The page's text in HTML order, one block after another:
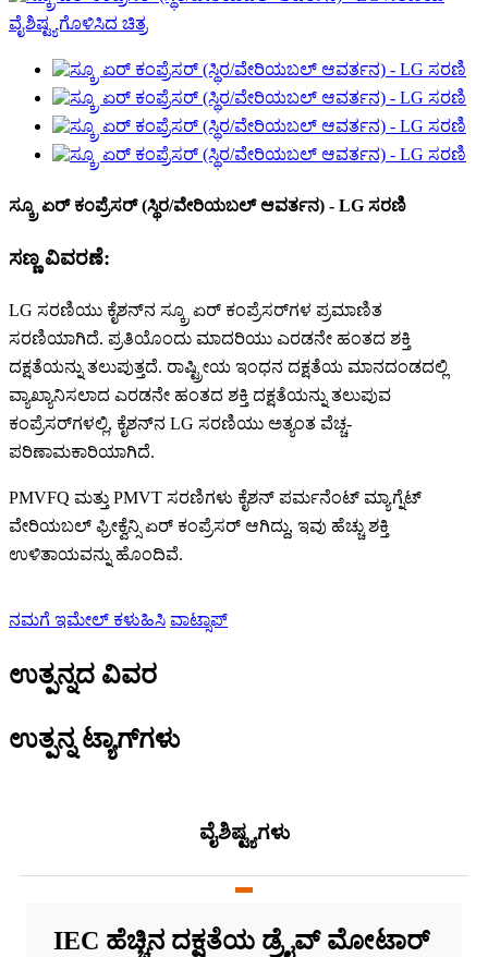
ಸ್ಕ್ರೂ ಏರ್ ಕಂಪ್ರೆಸರ್ (ಸ್ಥಿರ/ವೇರಿಯಬಲ್ ಆವರ್ತನ) - LG ಸರಣಿ
ಸಣ್ಣ ವಿವರಣೆ:
LG ಸರಣಿಯು ಕೈಶನ್‌ನ ಸ್ಕ್ರೂ ಏರ್ ಕಂಪ್ರೆಸರ್‌ಗಳ ಪ್ರಮಾಣಿತ
ಸರಣಿಯಾಗಿದೆ. ಪ್ರತಿಯೊಂದು ಮಾದರಿಯು ಎರಡನೇ ಹಂತದ ಶಕ್ತಿ
ದಕ್ಷತೆಯನ್ನು ತಲುಪುತ್ತದೆ. ರಾಷ್ಟ್ರೀಯ ಇಂಧನ ದಕ್ಷತೆಯ ಮಾನದಂಡದಲ್ಲಿ
ವ್ಯಾಖ್ಯಾನಿಸಲಾದ ಎರಡನೇ ಹಂತದ ಶಕ್ತಿ ದಕ್ಷತೆಯನ್ನು ತಲುಪುವ
ಕಂಪ್ರೆಸರ್‌ಗಳಲ್ಲಿ, ಕೈಶನ್‌ನ LG ಸರಣಿಯು ಅತ್ಯಂತ ವೆಚ್ಚ-
ಪರಿಣಾಮಕಾರಿಯಾಗಿದೆ.
PMVFQ ಮತ್ತು PMVT ಸರಣಿಗಳು ಕೈಶನ್ ಪರ್ಮನೆಂಟ್ ಮ್ಯಾಗ್ನೆಟ್
ವೇರಿಯಬಲ್ ಫ್ರೀಕ್ವೆನ್ಸಿ ಏರ್ ಕಂಪ್ರೆಸರ್ ಆಗಿದ್ದು, ಇವು ಹೆಚ್ಚು ಶಕ್ತಿ
ಉಳಿತಾಯವನ್ನು ಹೊಂದಿವೆ.
ನಮಗೆ ಇಮೇಲ್ ಕಳುಹಿಸಿ ವಾಟ್ಸಾಪ್
ಉತ್ಪನ್ನದ ವಿವರ
ಉತ್ಪನ್ನ ಟ್ಯಾಗ್‌ಗಳು
ವೈಶಿಷ್ಟ್ಯಗಳು
IEC ಹೆಚ್ಚಿನ ದಕ್ಷತೆಯ ಡ್ರೈವ್ ಮೋಟಾರ್